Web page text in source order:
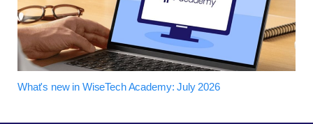
What's new in WiseTech Academy: July 2026